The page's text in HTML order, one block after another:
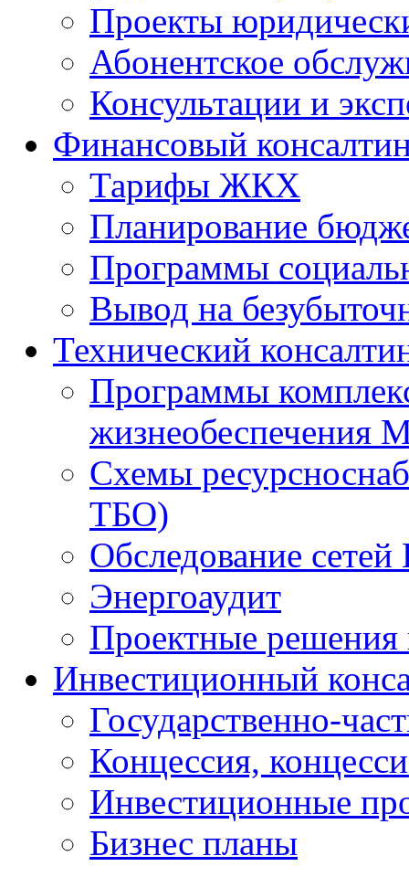
Проекты
Абонентское
Консультации и
Финансовый
Тарифы ЖКХ
Планирование
Программы
Вывод на
Технический
Программы
жизнеобеспечения
Схемы
ТБО)
Обследование
Энергоаудит
Проектные решения
Инвестиционный
Государственно-
Концессия,
Инвестиционные
Бизнес планы